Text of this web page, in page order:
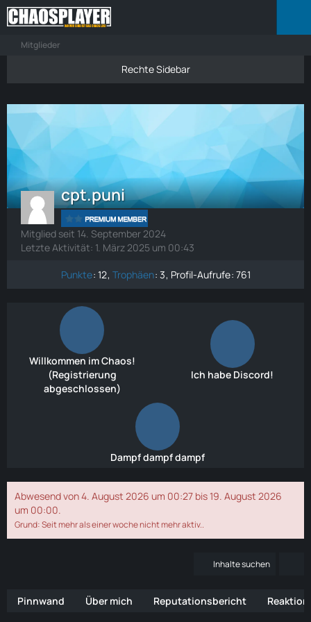
Mitglieder
cpt.puni
Mitglied seit 14. September 2024
Letzte Aktivität: 1. März 2025 um 00:43
Punkte 12 Trophäen 3 Profil-Aufrufe 761
Willkommen im Chaos!
(Registrierung
abgeschlossen)
Ich habe Discord!
Dampf dampf dampf
Abwesend von 4. August 2026 um 00:27 bis 19. August 2026
um 00:00.
Grund: Seit mehr als einer woche nicht mehr aktiv..
Inhalte suchen
Pinnwand Über mich Reputationsbericht